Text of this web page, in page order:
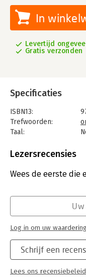
In
Levertijd
Gratis verzonden
Specificaties
ISBN13:
Trefwoorden:
Taal:
Aantal pagina's:
Druk:
1
Lezersrecensies
Wees de eerste die
Schrijf een
Lees ons recensiebeleid
Log in om uw